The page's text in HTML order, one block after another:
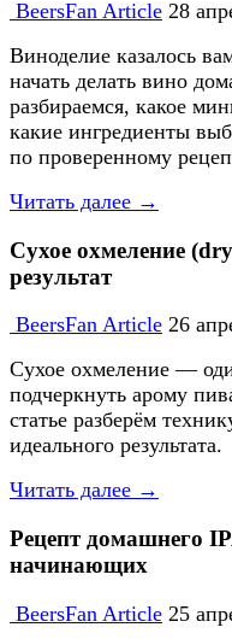
BeersFan Article 28
Виноделие казалось
начать делать вино
разбираемся, какое
какие ингредиенты
по проверенному
Читать далее →
Сухое охмеление
результат
BeersFan Article 26
Сухое охмеление —
подчеркнуть арому
статье разберём
идеального результата.
Читать далее →
Рецепт домашнего
начинающих
BeersFan Article 25